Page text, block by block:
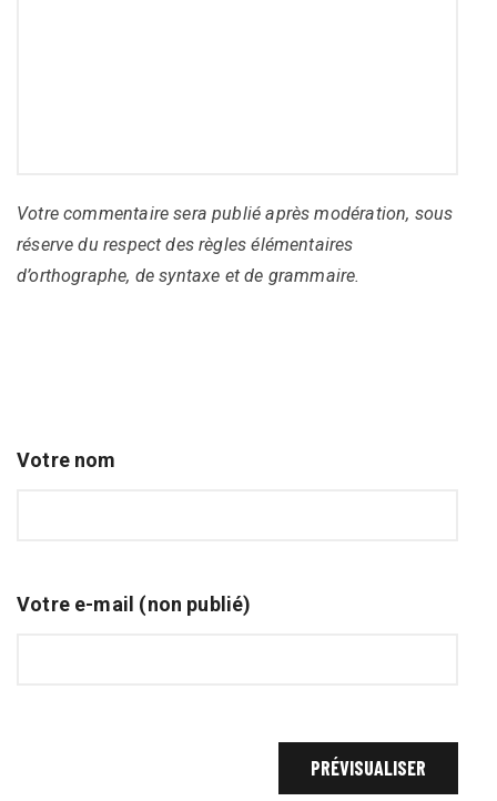
Votre commentaire sera publié après modération, sous
réserve du respect des règles élémentaires
d’orthographe, de syntaxe et de grammaire.
Votre nom
Votre e-mail (non publié)